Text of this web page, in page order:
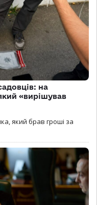
на
«вирішував
який брав гроші за